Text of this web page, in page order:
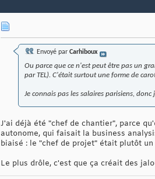
Envoyé par Carhiboux
Ou parce que ce n'est peut être pas un
par TEL). C'était surtout une forme de
Je connais pas les salaires parisiens,
J'ai déjà été "chef de chantier", parce
autonome, qui faisait la business
biaisé : le "chef de projet" était plutôt
Le plus drôle, c'est que ça créait des